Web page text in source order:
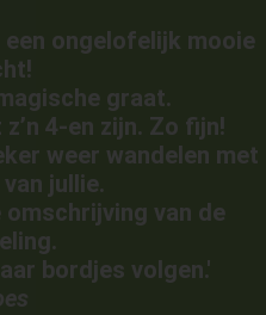
een ongelofelijk mooie
graat.
4-en zijn. Zo fijn!
weer wandelen met
jullie.
van de
bordjes volgen.'